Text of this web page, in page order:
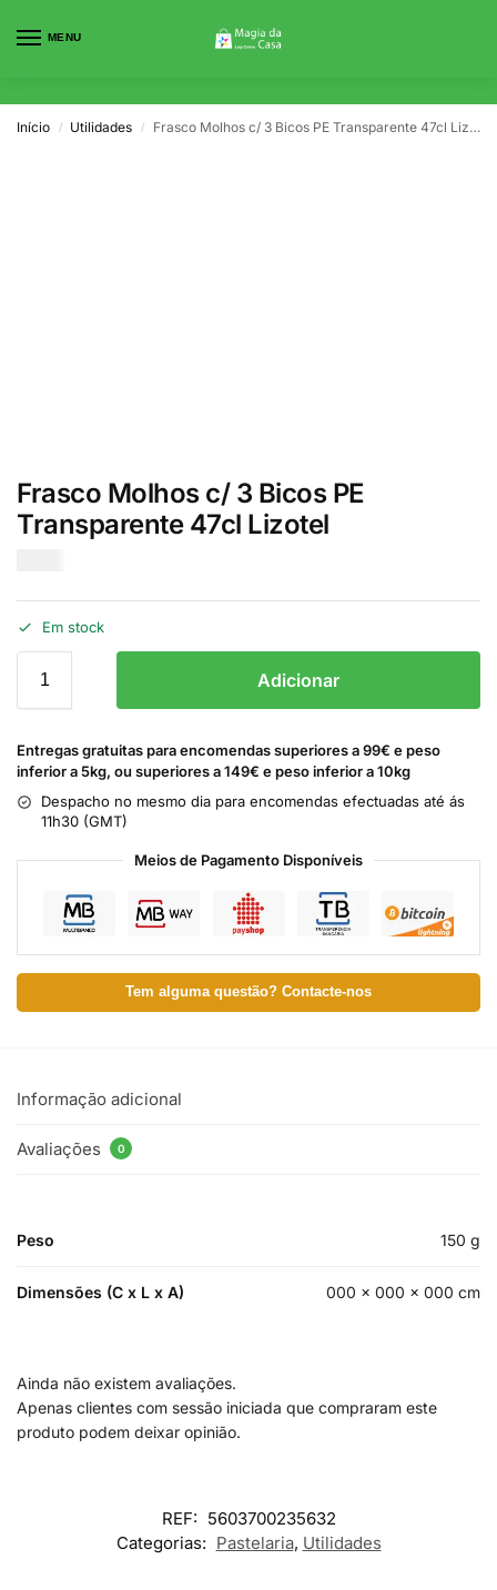
MENU
Início / Utilidades / Frasco Molhos c/ 3 Bicos PE Transparente 47cl Lizotel
Frasco Molhos c/ 3 Bicos PE
Transparente 47cl Lizotel
Em stock
Adicionar
Entregas gratuitas para encomendas superiores a 99€ e peso
inferior a 5kg, ou superiores a 149€ e peso inferior a 10kg
Despacho no mesmo dia para encomendas efectuadas até ás
11h30 (GMT)
Meios de Pagamento Disponíveis
Tem alguma questão? Contacte-nos
Informação adicional
Avaliações 0
Peso 150 g
Dimensões (C x L x A) 000 × 000 × 000 cm
Ainda não existem avaliações.
Apenas clientes com sessão iniciada que compraram este
produto podem deixar opinião.
REF: 5603700235632
Categorias: Pastelaria, Utilidades